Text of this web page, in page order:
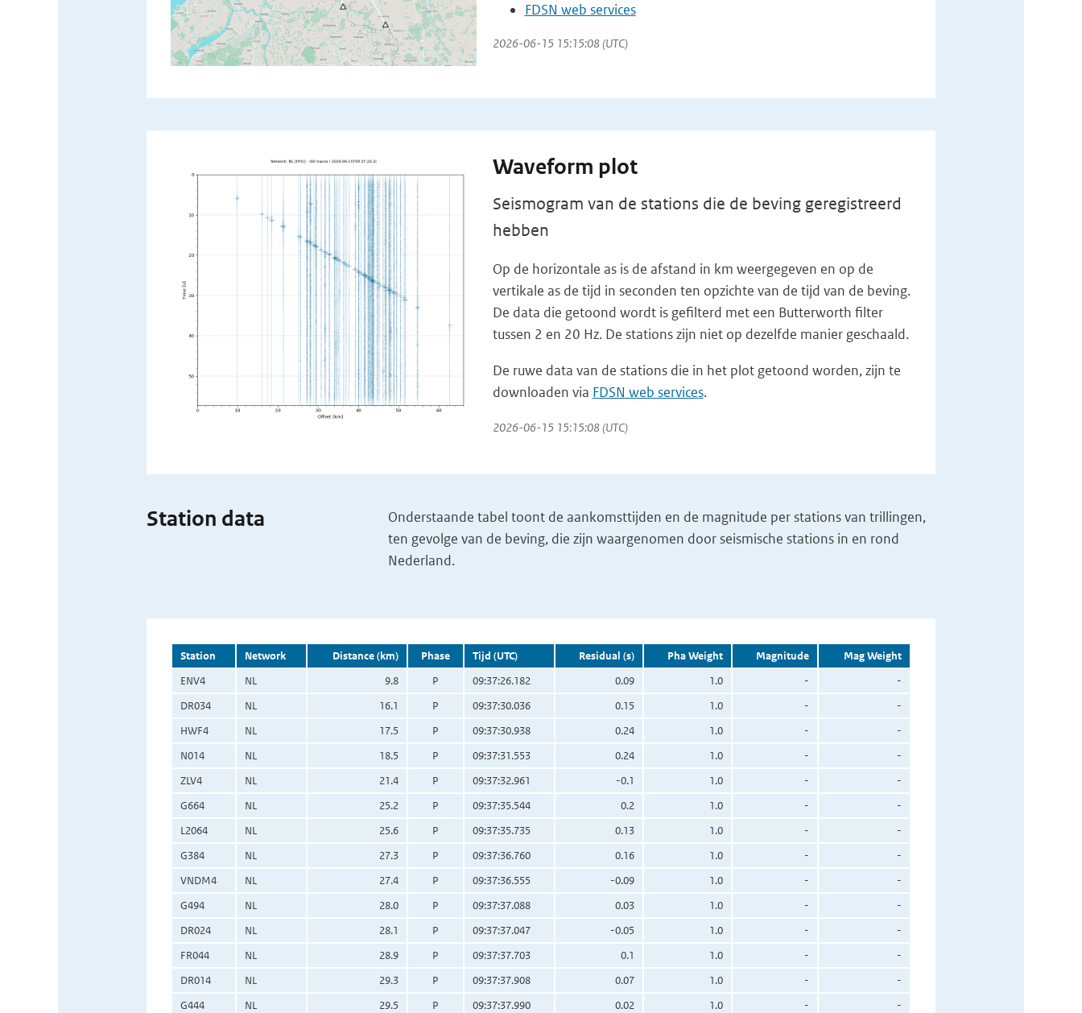
FDSN web services
2026-06-15 15:15:08 (UTC)
Waveform plot
Seismogram van de stations die de beving geregistreerd
hebben
Op de horizontale as is de afstand in km weergegeven en op de
vertikale as de tijd in seconden ten opzichte van de tijd van de beving.
De data die getoond wordt is gefilterd met een Butterworth filter
tussen 2 en 20 Hz. De stations zijn niet op dezelfde manier geschaald.
De ruwe data van de stations die in het plot getoond worden, zijn te
downloaden via FDSN web services.
2026-06-15 15:15:08 (UTC)
Station data
Onderstaande tabel toont de aankomsttijden en de magnitude per stations van trillingen,
ten gevolge van de beving, die zijn waargenomen door seismische stations in en rond
Nederland.
Station Network Distance (km) Phase Tijd (UTC) Residual (s) Pha Weight Magnitude
Mag Weight
ENV4
NL 9.8 P 09:37:26.182 0.09 1.0 -
-
DR034
NL 16.1 P 09:37:30.036 0.15 1.0 -
-
HWF4
NL 17.5 P 09:37:30.938 0.24 1.0 -
-
N014
NL 18.5 P 09:37:31.553 0.24 1.0 -
-
ZLV4
NL 21.4 P 09:37:32.961 -0.1 1.0 -
-
G664
NL 25.2 P 09:37:35.544 0.2 1.0 -
-
L2064
NL 25.6 P 09:37:35.735 0.13 1.0 -
-
G384
NL 27.3 P 09:37:36.760 0.16 1.0 -
-
VNDM4
NL 27.4 P 09:37:36.555 -0.09 1.0 -
-
G494
NL 28.0 P 09:37:37.088 0.03 1.0 -
-
DR024
NL 28.1 P 09:37:37.047 -0.05 1.0 -
-
FR044
NL 28.9 P 09:37:37.703 0.1 1.0 -
-
DR014
NL 29.3 P 09:37:37.908 0.07 1.0 -
-
G444
NL 29.5 P 09:37:37.990 0.02 1.0 -
-